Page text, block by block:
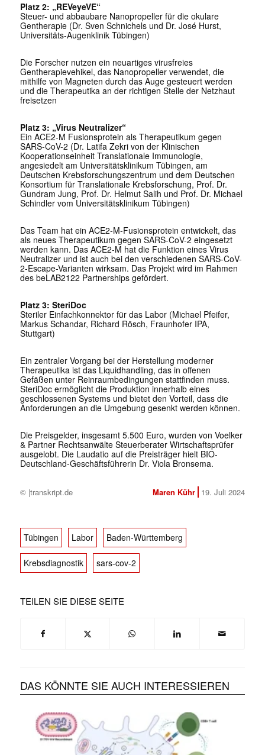
Platz 2: „REVeyeVE“
Steuer- und abbaubare Nanopropeller für die okulare
Gentherapie (Dr. Sven Schnichels und Dr. José Hurst,
Universitäts-Augenklinik Tübingen)
Die Forscher nutzen ein neuartiges virusfreies
Gentherapievehikel, das Nanopropeller verwendet, die
mithilfe von Magneten durch das Auge gesteuert werden
und die Therapeutika an der richtigen Stelle der Netzhaut
freisetzen
Platz 3: „Virus Neutralizer“
Ein ACE2-M Fusionsprotein als Therapeutikum gegen
SARS-CoV-2 (Dr. Latifa Zekri von der Klinischen
Kooperationseinheit Translationale Immunologie,
angesiedelt am Universitätsklinikum Tübingen, am
Deutschen Krebsforschungszentrum und dem Deutschen
Konsortium für Translationale Krebsforschung, Prof. Dr.
Gundram Jung, Prof. Dr. Helmut Salih und Prof. Dr. Michael
Schindler vom Universitätsklinikum Tübingen)
Das Team hat ein ACE2-M-Fusionsprotein entwickelt, das
als neues Therapeutikum gegen SARS-CoV-2 eingesetzt
werden kann. Das ACE2-M hat die Funktion eines Virus
Neutralizer und ist auch bei den verschiedenen SARS-CoV-
2-Escape-Varianten wirksam. Das Projekt wird im Rahmen
des beLAB2122 Partnerships gefördert.
Platz 3: SteriDoc
Steriler Einfachkonnektor für das Labor (Michael Pfeifer,
Markus Schandar, Richard Rösch, Fraunhofer IPA,
Stuttgart)
Ein zentraler Vorgang bei der Herstellung moderner
Therapeutika ist das Liquidhandling, das in offenen
Gefäßen unter Reinraumbedingungen stattfinden muss.
SteriDoc ermöglicht die Produktion innerhalb eines
geschlossenen Systems und bietet den Vorteil, dass die
Anforderungen an die Umgebung gesenkt werden können.
Die Preisgelder, insgesamt 5.500 Euro, wurden von Voelker
& Partner Rechtsanwälte Steuerberater Wirtschaftsprüfer
ausgelobt. Die Laudatio auf die Preisträger hielt BIO-
Deutschland-Geschäftsführerin Dr. Viola Bronsema.
© |transkript.de Maren Kühr 19. Juli 2024
Tübingen Labor Baden-Württemberg
Krebsdiagnostik sars-cov-2
TEILEN SIE DIESE SEITE
DAS KÖNNTE SIE AUCH INTERESSIEREN